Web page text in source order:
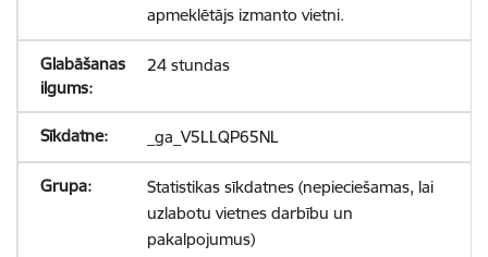
apmeklētājs izmanto vietni.
24 stundas
_ga_V5LLQP65NL
Statistikas sīkdatnes (nepieciešamas, lai
uzlabotu vietnes darbību un
pakalpojumus)